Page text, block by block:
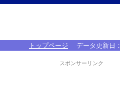
トップページ データ更新日：
スポンサーリンク